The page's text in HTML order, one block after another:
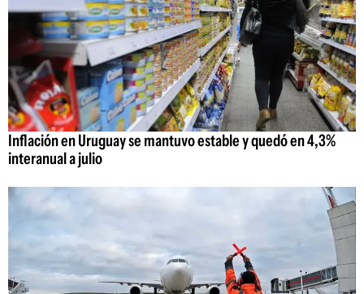
Inflación en Uruguay se mantuvo estable y quedó en 4,3%
interanual a julio